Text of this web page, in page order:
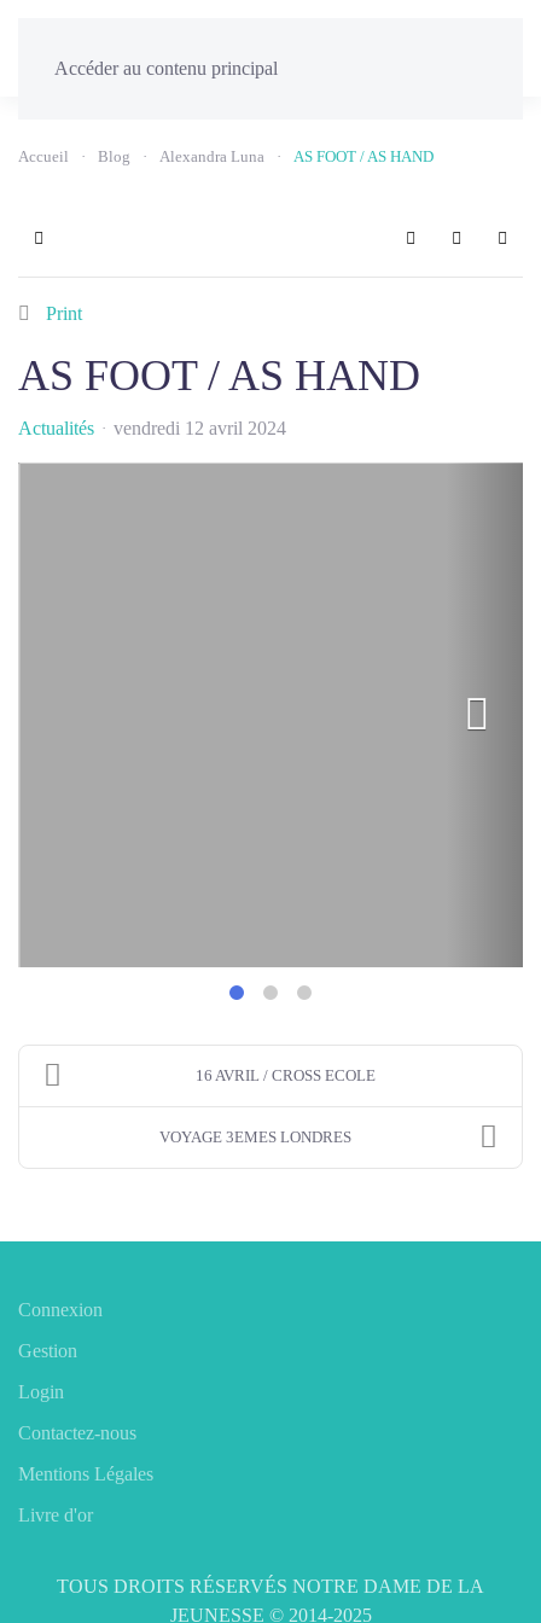
Accéder au contenu principal
Accueil Blog Alexandra Luna AS FOOT / AS HAND
Home SearchSign In
Print
AS FOOT / AS HAND
Actualités vendredi 12 avril 2024
16 AVRIL / CROSS ECOLE
VOYAGE 3EMES LONDRES
Connexion
Gestion
Login
Contactez-nous
Mentions Légales
Livre d'or
TOUS DROITS RÉSERVÉS NOTRE DAME DE LA
JEUNESSE © 2014-2025